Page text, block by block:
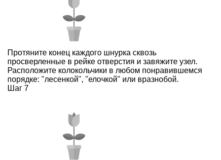
Протяните конец каждого шнурка сквозь
просверленные в рейке отверстия и завяжите узел.
Расположите колокольчики в любом понравившемся
порядке: "лесенкой", "елочкой" или вразнобой.
Шаг 7